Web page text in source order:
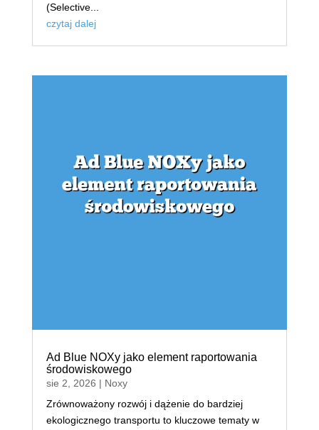
(Selective...
czytaj dalej
Ad Blue NOXy jako element raportowania
środowiskowego
sie 2, 2026 | Noxy
Zrównoważony rozwój i dążenie do bardziej
ekologicznego transportu to kluczowe tematy w